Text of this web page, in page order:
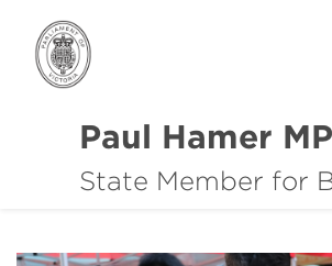
Paul Hamer MP
State Member for
About